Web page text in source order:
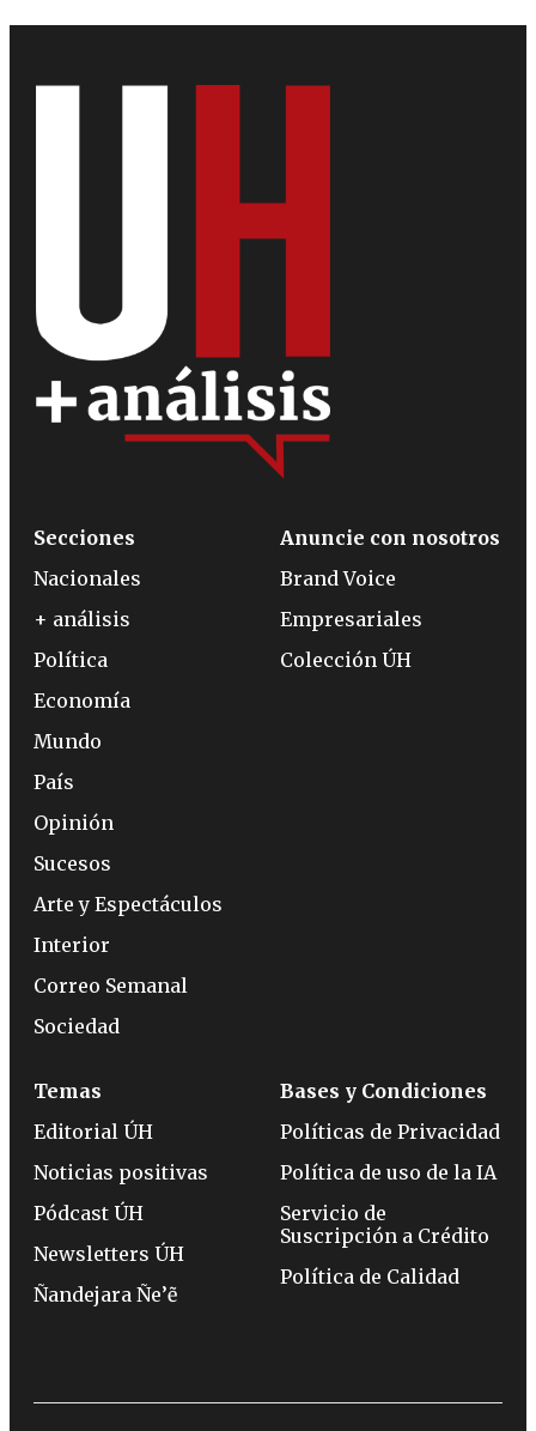
Secciones
Nacionales
+ análisis
Política
Economía
Mundo
País
Opinión
Sucesos
Arte y Espectáculos
Interior
Correo Semanal
Sociedad
Anuncie con nosotros
Brand Voice
Empresariales
Colección ÚH
Temas
Editorial ÚH
Noticias positivas
Pódcast ÚH
Newsletters ÚH
Ñandejara Ñe’ẽ
Bases y Condiciones
Políticas de Privacidad
Política de uso de la IA
Servicio de
Suscripción a Crédito
Política de Calidad